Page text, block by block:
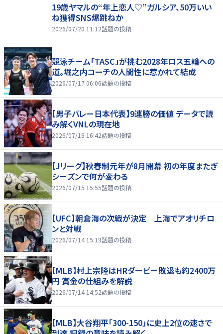
19歳ヤマルの“年上恋人♡”ガルシア、50万いい
ね獲得SNS爆跳ねか
2026/07/20 11:12話題の投稿
競泳チーム「TASC」が挑む2028年ロス五輪への
道。堀之内コーチの人間性に惹かれて結成
2026/07/17 06:06話題の投稿
【男子バレー日本代表】9連勝の価値 データで読
み解くVNLの現在地
2026/07/16 16:42話題の投稿
【Jリーグ】秋春制元年が8月開幕 初の年度またぎ
シーズンで何が変わる
2026/07/15 15:55話題の投稿
【UFC】朝倉海の次戦が決定 上海でアオリチロ
ンと対戦
2026/07/14 15:19話題の投稿
【MLB】村上宗隆はHRダービー敗退も約2400万
円 賞金の仕組みを解説
2026/07/14 14:52話題の投稿
【MLB】大谷翔平「300-150」に史上2位の速さで